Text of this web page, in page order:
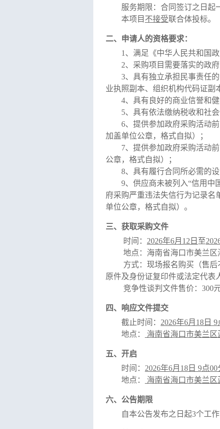
服务期限 ：合同签订之日起
本项目 不接受联合体投标。
二、申请人的资格要求：
1、满足《中华人民共和国
2、采购项目需要落实的政
3、具有独立承担民事责任
业执照副本、组织机构代码证副
4、具有良好的商业信誉和
5、具有依法缴纳税收和社
6、提供参加政府采购活动
加盖单位公章，格式自拟）；
7、提供参加政府采购活动
公章，格式自拟）；
8、具有履行合同所必需的
9、供应商未被列入“信用中
府采购严重违法失信行为记录名
单位公章，格式自拟）。
三、获取采购文件
时间 ： 2026年6月 12 日 至
地点： 海南省海口市美兰
方式：现场报名购买（售后
原件及身份证复印件或法定代表
竞争性谈判文件售价： 300
四、响应文件提交
截止时间： 2026年6月 18 日 9
地点：
海南省海口市美兰区
五、开启
时间： 2026年6月 18 日 9点00
地点：
海南省海口市美兰区
六、公告期限
自本公告发布之日起3个工